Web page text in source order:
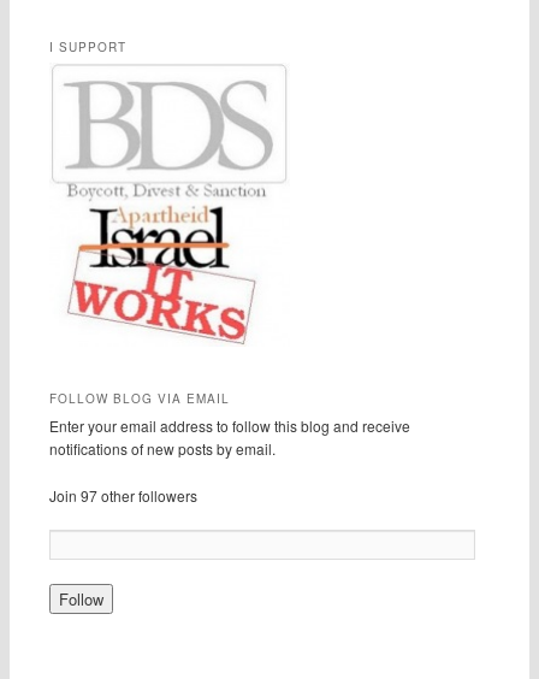
I SUPPORT
FOLLOW BLOG VIA EMAIL
Enter your email address to follow this blog and receive
notifications of new posts by email.
Join 97 other followers